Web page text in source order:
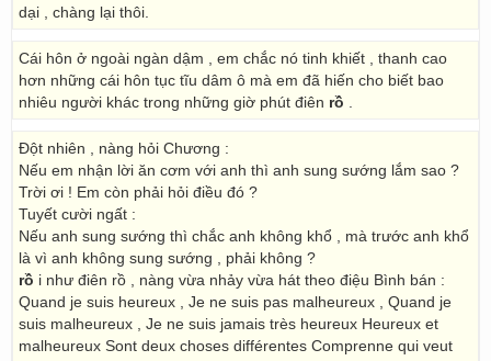
dại , chàng lại thôi.
Cái hôn ở ngoài ngàn dậm , em chắc nó tinh khiết , thanh cao
hơn những cái hôn tục tĩu dâm ô mà em đã hiến cho biết bao
nhiêu người khác trong những giờ phút điên rồ
Đột nhiên , nàng hỏi Chương :
Nếu em nhận lời ăn cơm với anh thì anh sung sướng lắm sao ?
Trời ơi ! Em còn phải hỏi điều đó ?
Tuyết cười ngất :
Nếu anh sung sướng thì chắc anh không khổ , mà trước anh khổ
là vì anh không sung sướng , phải không ?
rồ i như điên rồ , nàng vừa nhảy vừa hát theo điệu Bình bán :
Quand je suis heureux , Je ne suis pas malheureux , Quand je
suis malheureux , Je ne suis jamais très heureux Heureux et
malheureux Sont deux choses différentes Comprenne qui veut